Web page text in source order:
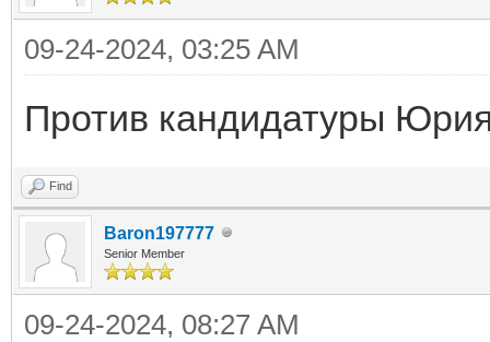
09-24-2024, 03:25 AM
Против кандидатуры
Find
Baron197777
Senior Member
09-24-2024, 08:27 AM